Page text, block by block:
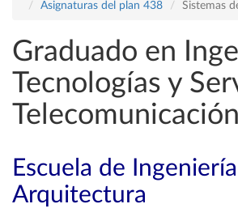
Asignaturas del plan 438
Sistemas
Graduado en
Tecnologías y
Telecomunicación
Escuela de
Arquitectura